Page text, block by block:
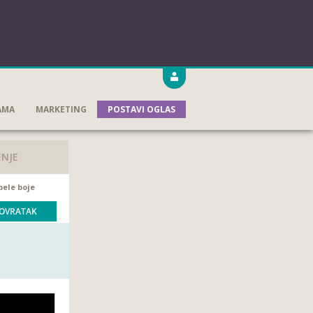
MARKETING POSTAVI OGLAS
boje